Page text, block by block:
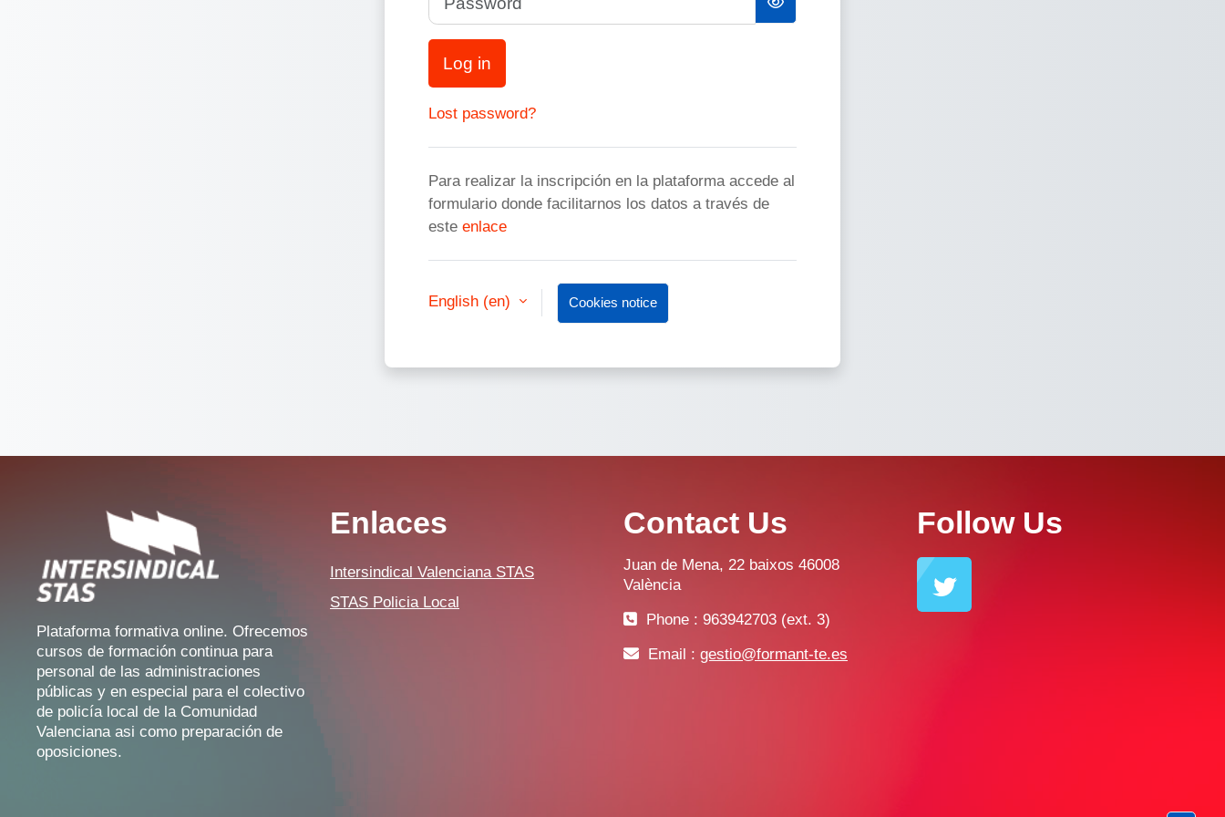
Log in
Lost password?
Para realizar la inscripción en la plataforma accede al
formulario donde facilitarnos los datos a través de
este enlace
English ‎(en)‎ Cookies notice
Plataforma formativa online. Ofrecemos
cursos de formación continua para
personal de las administraciones
públicas y en especial para el colectivo
de policía local de la Comunidad
Valenciana asi como preparación de
oposiciones.
Enlaces
Intersindical Valenciana STAS
STAS Policia Local
Contact Us
Juan de Mena, 22 baixos 46008
València
Phone : 963942703 (ext. 3)
Email : gestio@formant-te.es
Follow Us